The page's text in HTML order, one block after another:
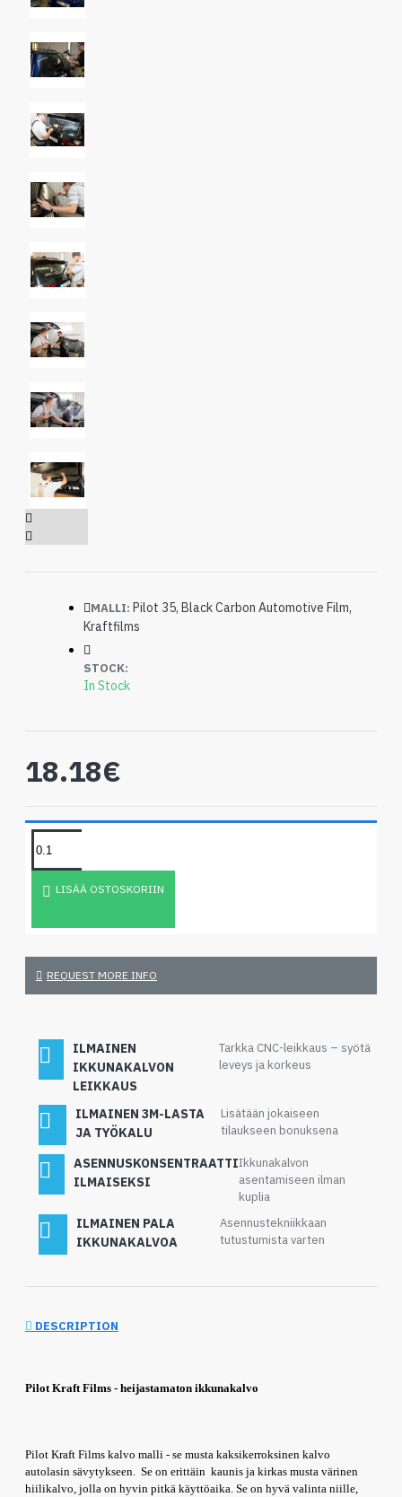
18.18€
MALLI: Pilot 35, Black Carbon Automotive Film,
Kraftfilms
STOCK:
In Stock
LISÄÄ OSTOSKORIIN
REQUEST MORE INFO
ILMAINEN
IKKUNAKALVON
LEIKKAUS
Tarkka CNC-leikkaus – syötä
leveys ja korkeus
ILMAINEN 3M-LASTA
JA TYÖKALU
Lisätään jokaiseen
tilaukseen bonuksena
ASENNUSKONSENTRAATTI
ILMAISEKSI
Ikkunakalvon
asentamiseen ilman
kuplia
ILMAINEN PALA
IKKUNAKALVOA
Asennustekniikkaan
tutustumista varten
DESCRIPTION
Pilot Kraft Films - heijastamaton ikkunakalvo
Pilot Kraft Films kalvo malli - se musta kaksikerroksinen kalvo
autolasin sävytykseen. Se on erittäin kaunis ja kirkas musta värinen
hiilikalvo, jolla on hyvin pitkä käyttöaika. Se on hyvä valinta niille,